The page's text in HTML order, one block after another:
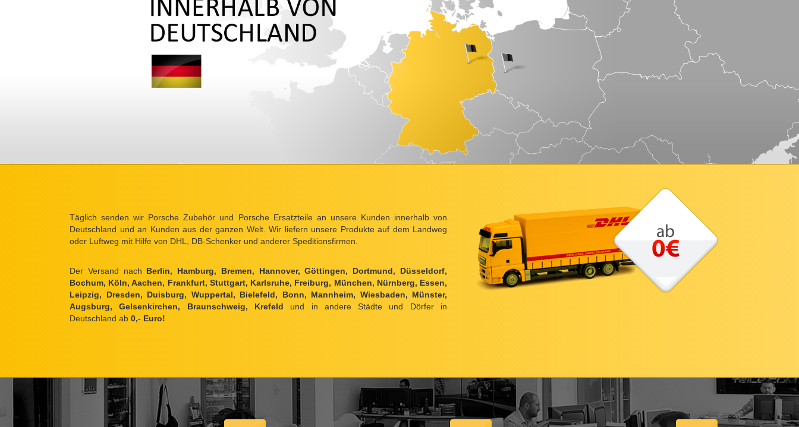
Täglich senden wir Porsche Zubehör und Porsche Ersatzteile an unsere Kunden innerhalb von
Deutschland und an Kunden aus der ganzen Welt. Wir liefern unsere Produkte auf dem Landweg
oder Luftweg mit Hilfe von DHL, DB-Schenker und anderer Speditionsfirmen.
Der Versand nach Berlin, Hamburg, Bremen, Hannover, Göttingen, Dortmund, Düsseldorf,
Bochum, Köln, Aachen, Frankfurt, Stuttgart, Karlsruhe, Freiburg, München, Nürnberg, Essen,
Leipzig, Dresden, Duisburg, Wuppertal, Bielefeld, Bonn, Mannheim, Wiesbaden, Münster,
Augsburg, Gelsenkirchen, Braunschweig, Krefeld und in andere Städte und Dörfer in
Deutschland ab 0,- Euro!